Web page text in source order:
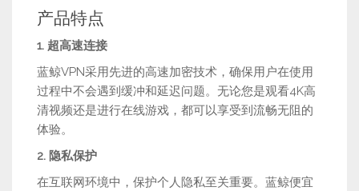
产品特点
1. 超高速连接
蓝鲸VPN采用先进的高速加密技术，确保用户在使用
过程中不会遇到缓冲和延迟问题。无论您是观看4K高
清视频还是进行在线游戏，都可以享受到流畅无阻的
体验。
2. 隐私保护
在互联网环境中，保护个人隐私至关重要。蓝鲸便宜